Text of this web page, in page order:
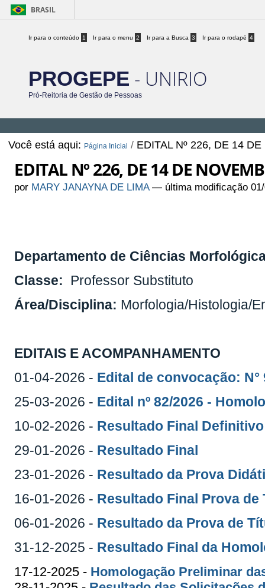
BRASIL
Ir para o conteúdo 1 Ir para o menu 2 Ir para a Busca 3 Ir para o rodapé 4
PROGEPE - UNIRIO
Pró-Reitoria de Gestão de Pessoas
Você está aqui: Página Inicial / EDITAL Nº 226, DE 14
EDITAL Nº 226, DE 14 DE
por MARY JANAYNA DE LIMA— última modificação
Departamento de Ciências
Classe: Professor Substituto
Área/Disciplina: Morfologia/Histologia/
EDITAIS E ACOMPANHAMENTO
01-04-2026 - Edital de convocação: N°
25-03-2026 - Edital nº 82/2026 -
10-02-2026 - Resultado Final Definitivo
29-01-2026 - Resultado Final
23-01-2026 - Resultado da Prova
16-01-2026 - Resultado Final Prova de
06-01-2026 - Resultado da Prova de
31-12-2025 - Resultado Final da
17-12-2025 - Homologação Preliminar